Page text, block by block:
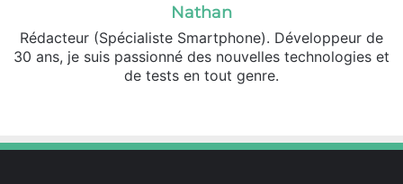
Nathan
Rédacteur (Spécialiste Smartphone). Développeur de
30 ans, je suis passionné des nouvelles technologies et
de tests en tout genre.